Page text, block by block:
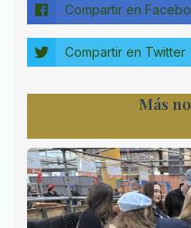
Compartir en
Compartir en Twitter
Más